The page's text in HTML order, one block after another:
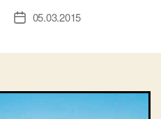
Дата05.03.2015